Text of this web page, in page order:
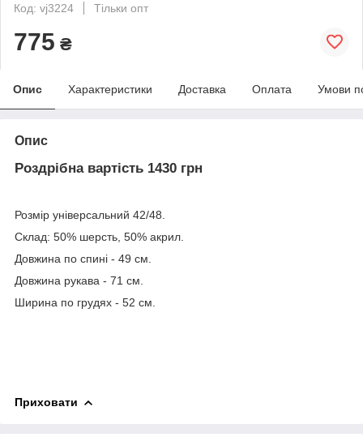
Код: vj3224
Тільки опт
775 ₴
Опис Характеристики Доставка Оплата Умови
Опис
Роздрібна вартість 1430 грн
Розмір універсальний 42/48.
Склад: 50% шерсть, 50% акрил.
Довжина по спині - 49 см.
Довжина рукава - 71 см.
Ширина по грудях - 52 см.
Приховати